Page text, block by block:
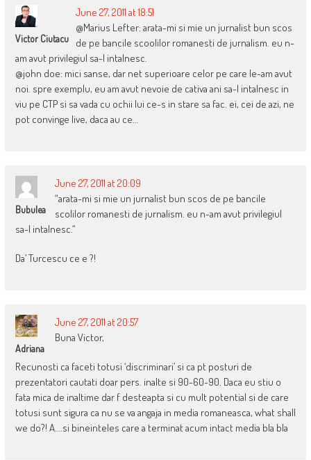
Victor Ciutacu
June 27, 2011 at 18:51
@Marius Lefter: arata-mi si mie un jurnalist bun scos
de pe bancile scoolilor romanesti de jurnalism. eu n-
am avut privilegiul sa-l intalnesc.
@john doe: mici sanse, dar net superioare celor pe care le-am avut
noi. spre exemplu, eu am avut nevoie de cativa ani sa-l intalnesc in
viu pe CTP si sa vada cu ochii lui ce-s in stare sa fac. ei, cei de azi, ne
pot convinge live, daca au ce…
Bubulea
June 27, 2011 at 20:09
“arata-mi si mie un jurnalist bun scos de pe bancile
scolilor romanesti de jurnalism. eu n-am avut privilegiul
sa-l intalnesc.“
Da’ Turcescu ce e ?!
Adriana
June 27, 2011 at 20:57
Buna Victor,
Recunosti ca faceti totusi ‘discriminari’ si ca pt posturi de
prezentatori cautati doar pers. inalte si 90-60-90. Daca eu stiu o
fata mica de inaltime dar f desteapta si cu mult potential si de care
totusi sunt sigura ca nu se va angaja in media romaneasca, what shall
we do?! A….si bineinteles care a terminat acum intact media bla bla